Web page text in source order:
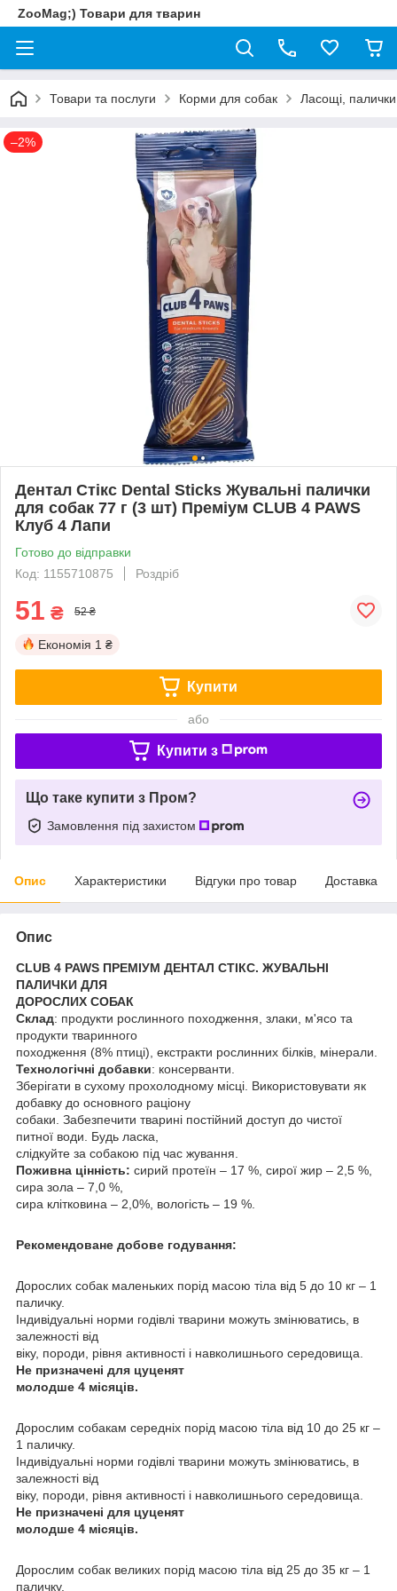
ZooMag;) Товари для тварин
Товари та послуги Корми для собак Ласощі,
–2%
Дентал Стікс Dental Sticks Жувальні палички
для собак 77 г (3 шт) Преміум CLUB 4 PAWS
Клуб 4 Лапи
Готово до відправки
Код: 1155710875
Роздріб
51 ₴ 52 ₴
Економія 1 ₴
Купити
або
Купити з
Що таке купити з Пром?
Замовлення під захистом
Опис Характеристики Відгуки про товар Доставка
Опис
CLUB 4 PAWS ПРЕМІУМ ДЕНТАЛ СТІКС. ЖУВАЛЬНІ
ПАЛИЧКИ ДЛЯ
ДОРОСЛИХ СОБАК
Склад: продукти рослинного походження, злаки, м'ясо та
продукти тваринного
походження (8% птиці), екстракти рослинних білків, мінерали.
Технологічні добавки: консерванти.
Зберігати в сухому прохолодному місці. Використовувати як
добавку до основного раціону
собаки. Забезпечити тварині постійний доступ до чистої
питної води. Будь ласка,
слідкуйте за собакою під час жування.
Поживна цінність: сирий протеїн – 17 %, сирої жир – 2,5 %,
сира зола – 7,0 %,
сира клітковина – 2,0%, вологість – 19 %.
Рекомендоване добове годування:
Дорослих собак маленьких порід масою тіла від 5 до 10 кг – 1
паличку.
Індивідуальні норми годівлі тварини можуть змінюватись, в
залежності від
віку, породи, рівня активності і навколишнього середовища.
Не призначені для цуценят
молодше 4 місяців.
Дорослим собакам середніх порід масою тіла від 10 до 25 кг –
1 паличку.
Індивідуальні норми годівлі тварини можуть змінюватись, в
залежності від
віку, породи, рівня активності і навколишнього середовища.
Не призначені для цуценят
молодше 4 місяців.
Дорослим собак великих порід масою тіла від 25 до 35 кг – 1
паличку.